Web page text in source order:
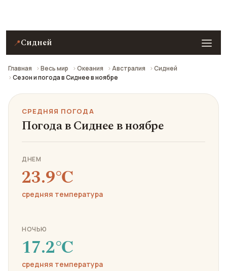
📍Сидней
Главная Весь мир Океания Австралия
Сидней
Сезон и погода в Сиднее в ноябре
СРЕДНЯЯ ПОГОДА
Погода в Сиднее в ноябре
ДНЕМ
23.9℃
средняя температура
НОЧЬЮ
17.2℃
средняя температура